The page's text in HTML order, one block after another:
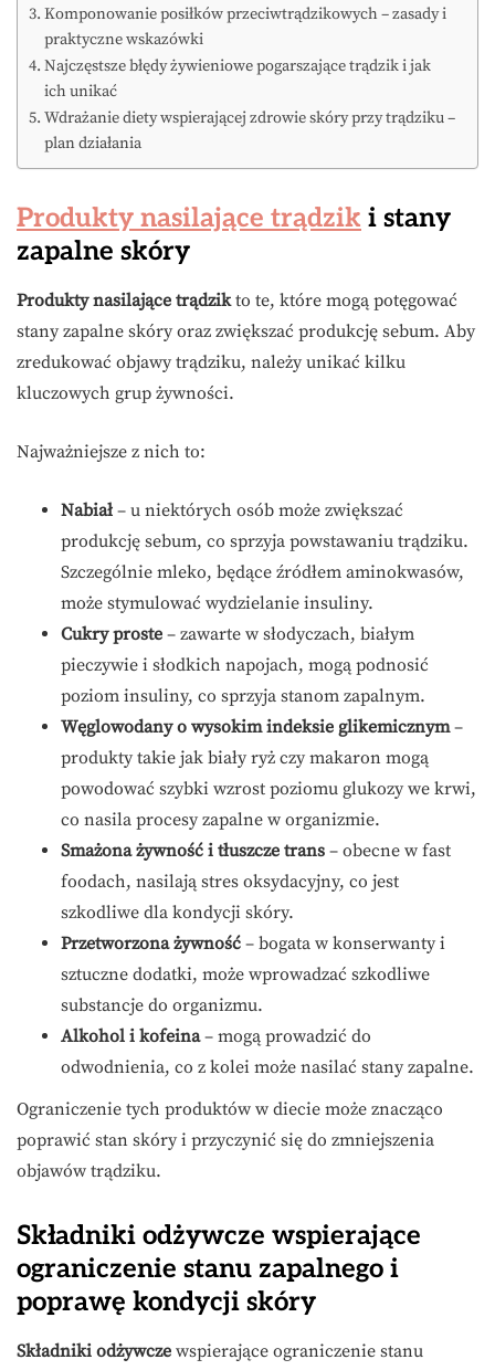
Komponowanie posiłków przeciwtrądzikowych – zasady i
praktyczne wskazówki
Najczęstsze błędy żywieniowe pogarszające trądzik i jak
ich unikać
Wdrażanie diety wspierającej zdrowie skóry przy trądziku –
plan działania
Produkty nasilające trądzik i stany
zapalne skóry
Produkty nasilające trądzikto te, które mogą potęgować
stany zapalne skóry oraz zwiększać produkcję sebum. Aby
zredukować objawy trądziku, należy unikać kilku
kluczowych grup żywności.
Najważniejsze z nich to:
Nabiał – u niektórych osób może zwiększać
produkcję sebum, co sprzyja powstawaniu trądziku.
Szczególnie mleko, będące źródłem aminokwasów,
może stymulować wydzielanie insuliny.
Cukry proste – zawarte w słodyczach, białym
pieczywie i słodkich napojach, mogą podnosić
poziom insuliny, co sprzyja stanom zapalnym.
Węglowodany o wysokim indeksie glikemicznym–
produkty takie jak biały ryż czy makaron mogą
powodować szybki wzrost poziomu glukozy we krwi,
co nasila procesy zapalne w organizmie.
Smażona żywność i tłuszcze trans – obecne w fast
foodach, nasilają stres oksydacyjny, co jest
szkodliwe dla kondycji skóry.
Przetworzona żywność – bogata w konserwanty i
sztuczne dodatki, może wprowadzać szkodliwe
substancje do organizmu.
Alkohol i kofeina– mogą prowadzić do
odwodnienia, co z kolei może nasilać stany zapalne.
Ograniczenie tych produktów w diecie może znacząco
poprawić stan skóry i przyczynić się do zmniejszenia
objawów trądziku.
Składniki odżywcze wspierające
ograniczenie stanu zapalnego i
poprawę kondycji skóry
Składniki odżywcze wspierające ograniczenie stanu